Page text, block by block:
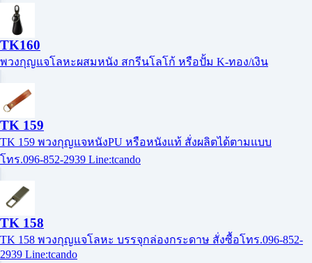
TK160
พวงกุญแจโลหะผสมหนัง สกรีนโลโก้ หรือปั้ม K-ทอง/เงิน
TK 159
TK 159 พวงกุญแจหนังPU หรือหนังแท้ สั่งผลิตได้ตามแบบ
โทร.096-852-2939 Line:tcando
TK 158
TK 158 พวงกุญแจโลหะ บรรจุกล่องกระดาษ สั่งซื้อโทร.096-852-
2939 Line:tcando